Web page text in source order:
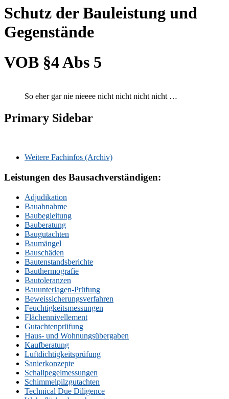
Schutz der Bauleistung und
Gegenstände
VOB §4 Abs 5
So eher gar nie nieeee nicht nicht nicht nicht …
Primary Sidebar
Weitere Fachinfos (Archiv)
Leistungen des Bausachverständigen:
Adjudikation
Bauabnahme
Baubegleitung
Bauberatung
Baugutachten
Baumängel
Bauschäden
Bautenstandsberichte
Bauthermografie
Bautoleranzen
Bauunterlagen-Prüfung
Beweissicherungsverfahren
Feuchtigkeitsmessungen
Flächennivellement
Gutachtenprüfung
Haus- und Wohnungsübergaben
Kaufberatung
Luftdichtigkeitsprüfung
Sanierkonzepte
Schallpegelmessungen
Schimmelpilzgutachten
Technical Due Diligence